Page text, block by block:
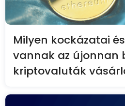
Milyen kockázatai
vannak az újonnan
kriptovaluták